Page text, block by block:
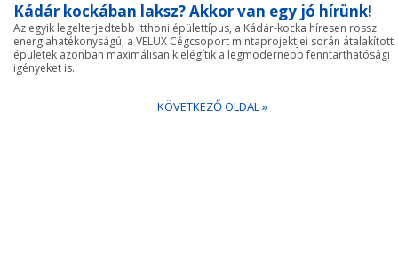
Kádár kockában laksz? Akkor van egy jó hírünk!
Az egyik legelterjedtebb itthoni épülettípus, a Kádár-kocka híresen rossz
energiahatékonyságú, a VELUX Cégcsoport mintaprojektjei során átalakított
épületek azonban maximálisan kielégítik a legmodernebb fenntarthatósági
igényeket is.
KÖVETKEZŐ OLDAL »